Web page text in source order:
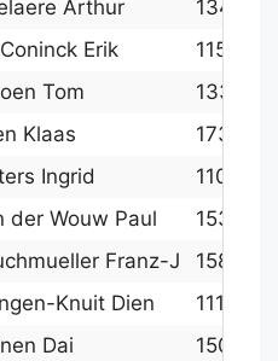
Arthur 1342
Erik 1154
Tom 1330
Klaas 1738
Ingrid 1101
der Wouw Paul 1538
Franz-J 1587
Knuit Dien 1111
Dai 1501